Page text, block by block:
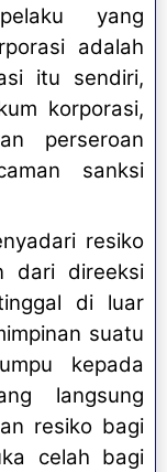
yang
adalah
itu sendiri,
korporasi,
perseroan
sanksi
resiko
dari direeksi
di luar
suatu
kepada
langsung
resiko bagi
celah bagi